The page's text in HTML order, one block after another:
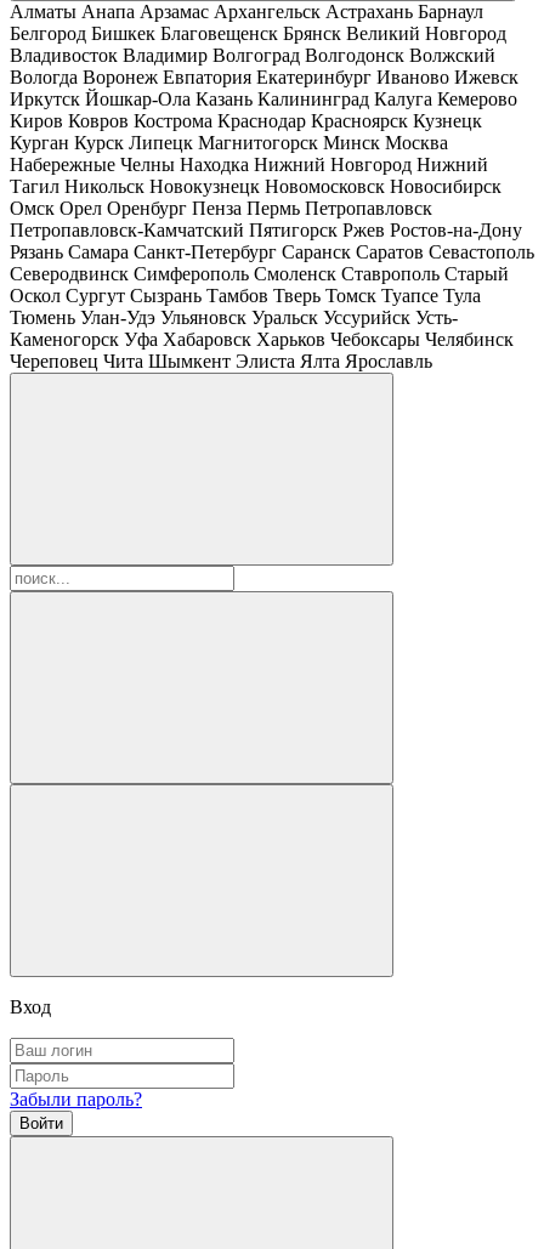
Алматы Анапа Арзамас Архангельск Астрахань Барнаул
Белгород Бишкек Благовещенск Брянск Великий Новгород
Владивосток Владимир Волгоград Волгодонск Волжский
Вологда Воронеж Евпатория Екатеринбург Иваново Ижевск
Иркутск Йошкар-Ола Казань Калининград Калуга Кемерово
Киров Ковров Кострома Краснодар Красноярск Кузнецк
Курган Курск Липецк Магнитогорск Минск Москва
Набережные Челны Находка Нижний Новгород Нижний
Тагил Никольск Новокузнецк Новомосковск Новосибирск
Омск Орел Оренбург Пенза Пермь Петропавловск
Петропавловск-Камчатский Пятигорск Ржев Ростов-на-Дону
Рязань Самара Санкт-Петербург Саранск Саратов Севастополь
Северодвинск Симферополь Смоленск Ставрополь Старый
Оскол Сургут Сызрань Тамбов Тверь Томск Туапсе Тула
Тюмень Улан-Удэ Ульяновск Уральск Уссурийск Усть-
Каменогорск Уфа Хабаровск Харьков Чебоксары Челябинск
Череповец Чита Шымкент Элиста Ялта Ярославль
Вход
Забыли пароль?
Войти